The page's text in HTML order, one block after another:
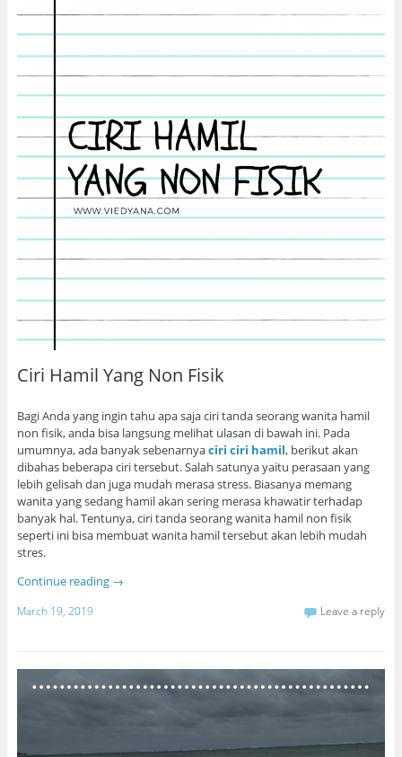
Ciri Hamil Yang Non Fisik
Bagi Anda yang ingin tahu apa saja ciri tanda seorang wanita hamil
non fisik, anda bisa langsung melihat ulasan di bawah ini. Pada
umumnya, ada banyak sebenarnyaciri ciri hamil, berikut akan
dibahas beberapa ciri tersebut. Salah satunya yaitu perasaan yang
lebih gelisah dan juga mudah merasa stress. Biasanya memang
wanita yang sedang hamil akan sering merasa khawatir terhadap
banyak hal. Tentunya, ciri tanda seorang wanita hamil non fisik
seperti ini bisa membuat wanita hamil tersebut akan lebih mudah
stres.
Continue reading →
March 19, 2019 Leave a reply